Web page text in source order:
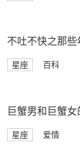
不吐不快之那
星座 百科
巨蟹男和巨蟹
星座 爱情